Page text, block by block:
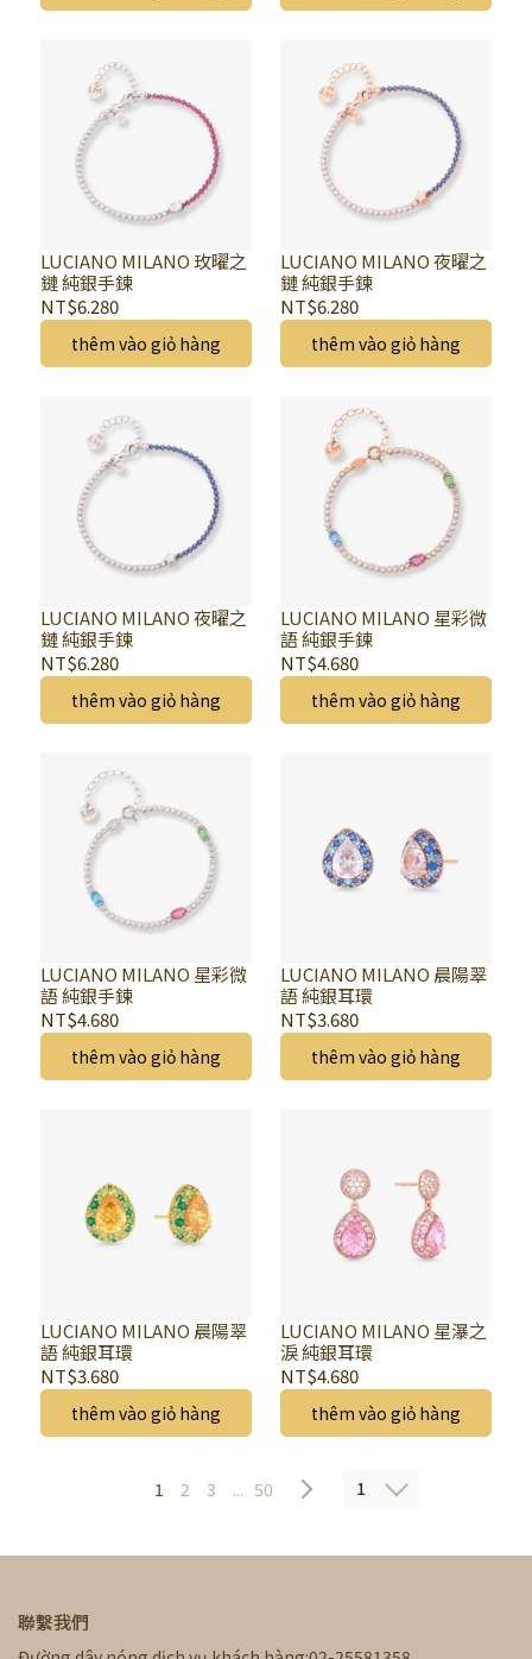
LUCIANO MILANO 玫曜之
鏈 純銀手鍊
NT$6.280
thêm vào giỏ hàng
LUCIANO MILANO 夜曜之
鏈 純銀手鍊
NT$6.280
thêm vào giỏ hàng
LUCIANO MILANO 夜曜之
鏈 純銀手鍊
NT$6.280
thêm vào giỏ hàng
LUCIANO MILANO 星彩微
語 純銀手鍊
NT$4.680
thêm vào giỏ hàng
LUCIANO MILANO 星彩微
語 純銀手鍊
NT$4.680
thêm vào giỏ hàng
LUCIANO MILANO 晨陽翠
語 純銀耳環
NT$3.680
thêm vào giỏ hàng
LUCIANO MILANO 晨陽翠
語 純銀耳環
NT$3.680
thêm vào giỏ hàng
LUCIANO MILANO 星瀑之
淚 純銀耳環
NT$4.680
thêm vào giỏ hàng
1 2 3 ... 50 1
聯繫我們